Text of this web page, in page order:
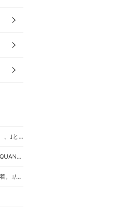
｢レザージャケットはハード過ぎる、、、｣という人にこそ着て欲しいレザー。/〈CINQUANTA〉です。
【名作】ミリタリーなのに上品。CINQUANTA G1レザージャケットが支持される理由。
【50周年別注】｢共に歳を重ねたい一着。｣/〈CINQUANTA〉の別注ドライビングブルゾン。